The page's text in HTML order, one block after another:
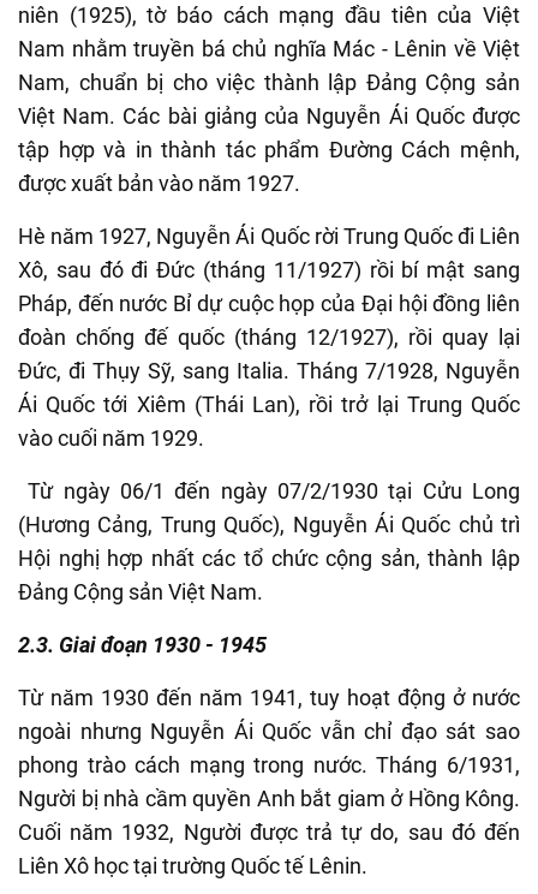
niên (1925), tờ báo cách mạng đầu tiên của Việt
Nam nhằm truyền bá chủ nghĩa Mác - Lênin về Việt
Nam, chuẩn bị cho việc thành lập Đảng Cộng sản
Việt Nam. Các bài giảng của Nguyễn Ái Quốc được
tập hợp và in thành tác phẩm Đường Cách mệnh,
được xuất bản vào năm 1927.
Hè năm 1927, Nguyễn Ái Quốc rời Trung Quốc đi Liên
Xô, sau đó đi Đức (tháng 11/1927) rồi bí mật sang
Pháp, đến nước Bỉ dự cuộc họp của Đại hội đồng liên
đoàn chống đế quốc (tháng 12/1927), rồi quay lại
Đức, đi Thụy Sỹ, sang Italia. Tháng 7/1928, Nguyễn
Ái Quốc tới Xiêm (Thái Lan), rồi trở lại Trung Quốc
vào cuối năm 1929.
Từ ngày 06/1 đến ngày 07/2/1930 tại Cửu Long
(Hương Cảng, Trung Quốc), Nguyễn Ái Quốc chủ trì
Hội nghị hợp nhất các tổ chức cộng sản, thành lập
Đảng Cộng sản Việt Nam.
2.3. Giai đoạn 1930 - 1945
Từ năm 1930 đến năm 1941, tuy hoạt động ở nước
ngoài nhưng Nguyễn Ái Quốc vẫn chỉ đạo sát sao
phong trào cách mạng trong nước. Tháng 6/1931,
Người bị nhà cầm quyền Anh bắt giam ở Hồng Kông.
Cuối năm 1932, Người được trả tự do, sau đó đến
Liên Xô học tại trường Quốc tế Lênin.